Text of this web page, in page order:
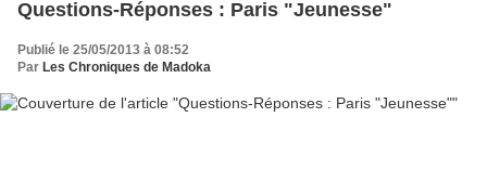
Questions-Réponses : Paris "Jeunesse"
Publié le 25/05/2013 à 08:52
Par Les Chroniques de Madoka